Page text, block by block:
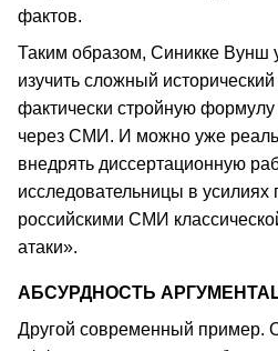
фактов.
Таким образом, Синикке Вунш
изучить сложный
фактически стройную
через СМИ. И можно уже
внедрять диссертационную
исследовательницы в
российскими СМИ
атаки».
АБСУРДНОСТЬ
Другой современный пример.